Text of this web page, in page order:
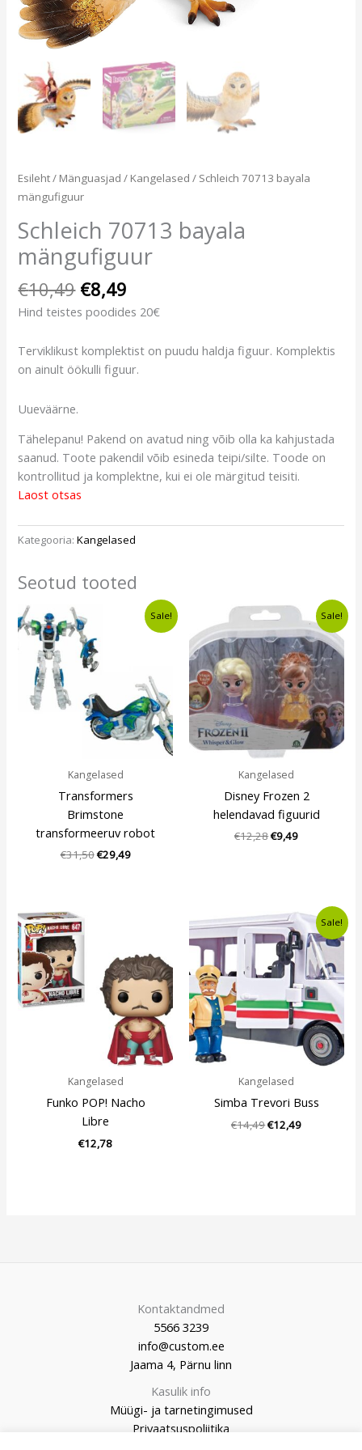
Esileht/ Mänguasjad / Kangelased / Schleich 70713 bayala
mängufiguur
Schleich 70713 bayala
mängufiguur
€10,49 €8,49
Hind teistes poodides 20€
Terviklikust komplektist on puudu haldja figuur. Komplektis
on ainult öökulli figuur.
Uueväärne.
Tähelepanu! Pakend on avatud ning võib olla ka kahjustada
saanud. Toote pakendil võib esineda teipi/silte. Toode on
kontrollitud ja komplektne, kui ei ole märgitud teisiti.
Laost otsas
Kategooria:Kangelased
Seotud tooted
Sale!
Kangelased
Transformers
Brimstone
transformeeruv robot
€31,50
oli:
€31,50.
€29,49
Current
price
Sale!
Kangelased
Disney Frozen 2
helendavad figuurid
€12,28
Algne
hind
oli:
€12,28.
€9,49
Current
price
is:
€9,49.
Kangelased
Funko POP! Nacho
Libre
€12,78
Sale!
Kangelased
Simba Trevori Buss
€14,49
Algne
hind
oli:
€14,49.
€12,49
Current
price
is:
€12,49.
Kontaktandmed
5566 3239
info@custom.ee
Jaama 4, Pärnu linn
Kasulik info
Müügi- ja tarnetingimused
Privaatsuspoliitika